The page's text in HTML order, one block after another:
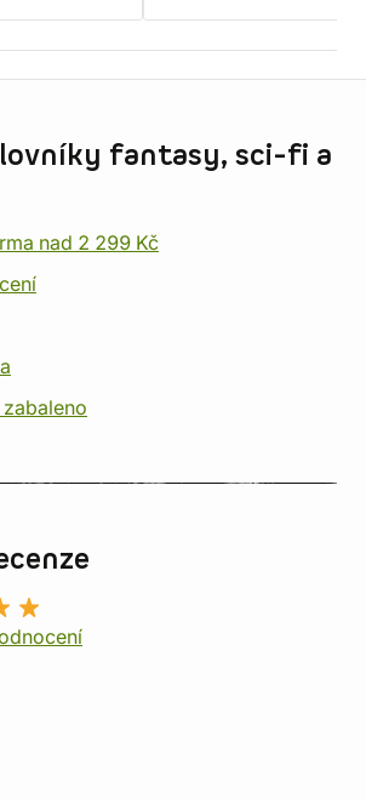
fantasy, sci-fi a
nad 2 299 Kč